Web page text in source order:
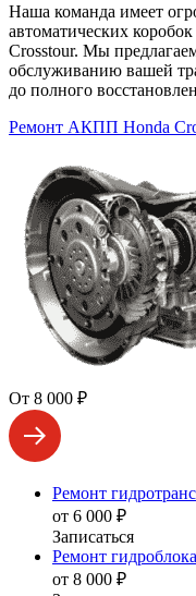
Наша команда имеет
автоматических
Crosstour. Мы
обслуживанию вашей
до полного
Ремонт АКПП Honda
От 8 000 ₽
Ремонт
от 6 000 ₽
Записаться
Ремонт
от 8 000 ₽